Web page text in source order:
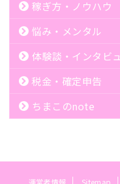
稼ぎ方・ノウハウ
悩み・メンタル
体験談・インタビ
税金・確定申告
ちまこのnote